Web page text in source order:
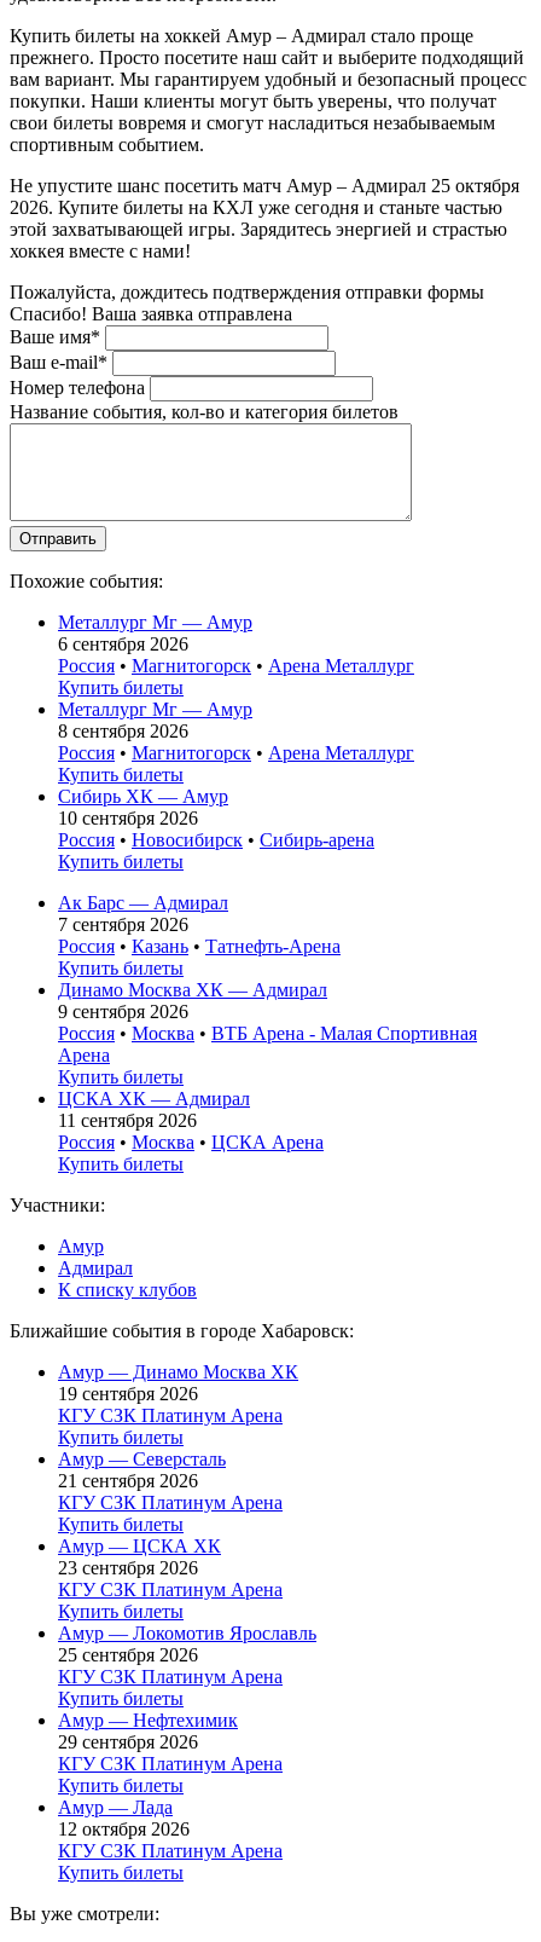
Купить билеты на хоккей Амур – Адмирал стало проще
прежнего. Просто посетите наш сайт и выберите подходящий
вам вариант. Мы гарантируем удобный и безопасный процесс
покупки. Наши клиенты могут быть уверены, что получат
свои билеты вовремя и смогут насладиться незабываемым
спортивным событием.
Не упустите шанс посетить матч Амур – Адмирал 25 октября
2026. Купите билеты на КХЛ уже сегодня и станьте частью
этой захватывающей игры. Зарядитесь энергией и страстью
хоккея вместе с нами!
Пожалуйста, дождитесь подтверждения отправки формы
Спасибо! Ваша заявка отправлена
Ваше имя*
Ваш e-mail*
Номер телефона
Название события, кол-во и категория билетов
Похожие события:
Металлург Мг — Амур
6 сентября 2026
Россия • Магнитогорск • Арена Металлург
Купить билеты
Металлург Мг — Амур
8 сентября 2026
Россия • Магнитогорск • Арена Металлург
Купить билеты
Сибирь ХК — Амур
10 сентября 2026
Россия • Новосибирск • Сибирь-арена
Купить билеты
Ак Барс — Адмирал
7 сентября 2026
Россия • Казань • Татнефть-Арена
Купить билеты
Динамо Москва ХК — Адмирал
9 сентября 2026
Россия • Москва • ВТБ Арена - Малая Спортивная
Арена
Купить билеты
ЦСКА ХК — Адмирал
11 сентября 2026
Россия • Москва • ЦСКА Арена
Купить билеты
Участники:
Амур
Адмирал
К списку клубов
Ближайшие события в городе Хабаровск:
Амур — Динамо Москва ХК
19 сентября 2026
КГУ СЗК Платинум Арена
Купить билеты
Амур — Северсталь
21 сентября 2026
КГУ СЗК Платинум Арена
Купить билеты
Амур — ЦСКА ХК
23 сентября 2026
КГУ СЗК Платинум Арена
Купить билеты
Амур — Локомотив Ярославль
25 сентября 2026
КГУ СЗК Платинум Арена
Купить билеты
Амур — Нефтехимик
29 сентября 2026
КГУ СЗК Платинум Арена
Купить билеты
Амур — Лада
12 октября 2026
КГУ СЗК Платинум Арена
Купить билеты
Вы уже смотрели: